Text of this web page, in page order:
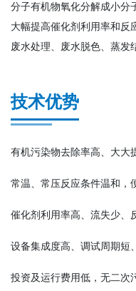
分子有机物氧化分解成小分
大幅提高催化剂利用率和反
废水处理、废水脱色、蒸发
技术优势
有机污染物去除率高、大大
常温、常压反应条件温和，
催化剂利用率高、流失少、
设备集成度高、调试周期短
投资及运行费用低，无二次